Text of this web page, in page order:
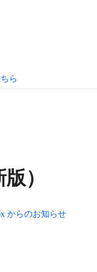
ら
）
からのお知らせ